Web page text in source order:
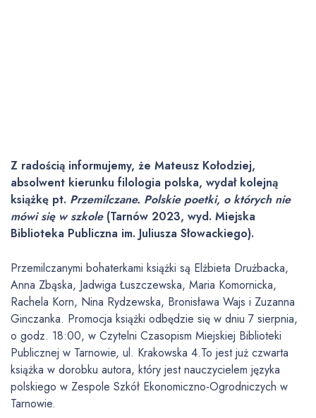
Z radością informujemy, że Mateusz Kołodziej,
absolwent kierunku filologia polska, wydał kolejną
książkę pt. Przemilczane. Polskie poetki, o których nie
mówi się w szkole (Tarnów 2023, wyd. Miejska
Biblioteka Publiczna im. Juliusza Słowackiego).
Przemilczanymi bohaterkami książki są Elżbieta Drużbacka,
Anna Zbąska, Jadwiga Łuszczewska, Maria Komornicka,
Rachela Korn, Nina Rydzewska, Bronisława Wajs i Zuzanna
Ginczanka. Promocja książki odbędzie się w dniu 7 sierpnia,
o godz. 18:00, w Czytelni Czasopism Miejskiej Biblioteki
Publicznej w Tarnowie, ul. Krakowska 4.To jest już czwarta
książka w dorobku autora, który jest nauczycielem języka
polskiego w Zespole Szkół Ekonomiczno-Ogrodniczych w
Tarnowie.